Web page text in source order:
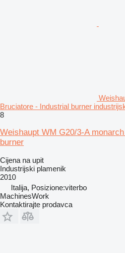
Bruciatore - Industrial burner
8
Weishaupt WM G20/3-A
burner
Cijena na upit
Industrijski plamenik
2010
Italija, Posizione:viterbo
MachinesWork
Kontaktirajte prodavca